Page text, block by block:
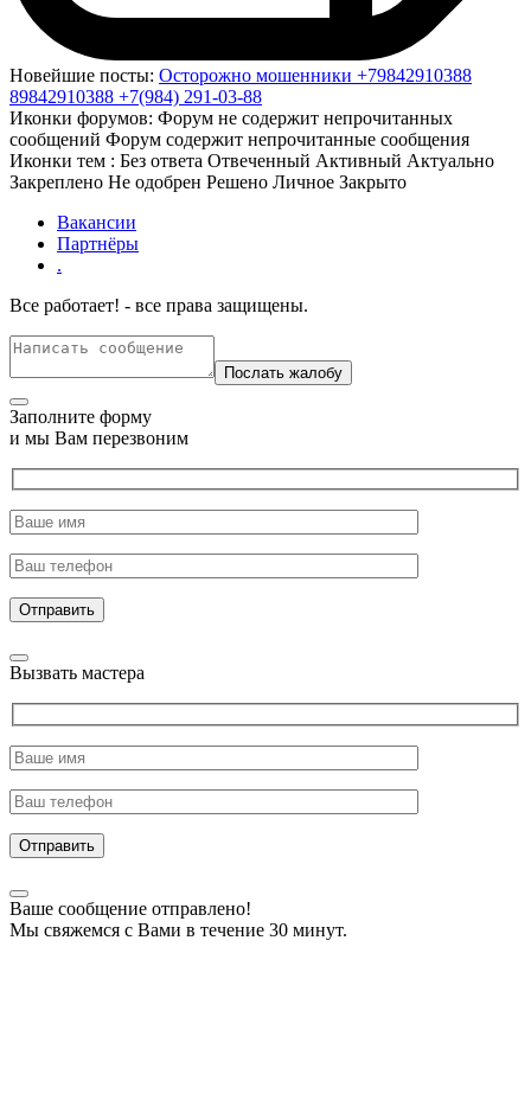
Новейшие посты: Осторожно мошенники +79842910388
89842910388 +7(984) 291-03-88
Иконки форумов: Форум не содержит непрочитанных
сообщений Форум содержит непрочитанные сообщения
Иконки тем : Без ответа Отвеченный Активный Актуально
Закреплено Не одобрен Решено Личное Закрыто
Вакансии
Партнёры
.
Все работает! - все права защищены.
Заполните форму
и мы Вам перезвоним
Отправить
Вызвать мастера
Отправить
Ваше сообщение отправлено!
Мы свяжемся с Вами в течение 30 минут.